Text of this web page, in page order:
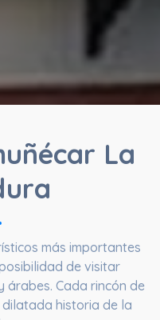
La
más importantes
de visitar
árabes. Cada rincón de
historia de la